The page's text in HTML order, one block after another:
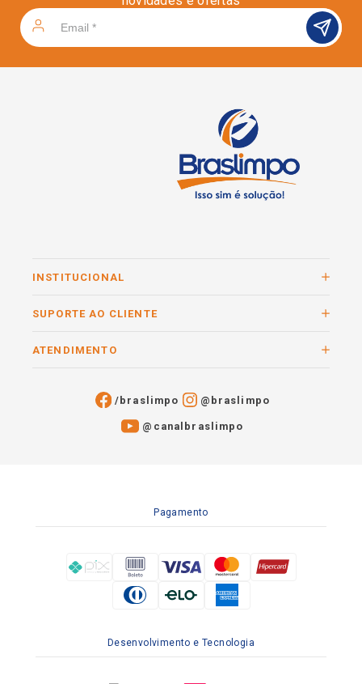
INSTITUCIONAL
SUPORTE AO CLIENTE
ATENDIMENTO
/braslimpo @braslimpo
@canalbraslimpo​
Pagamento
Desenvolvimento e Tecnologia